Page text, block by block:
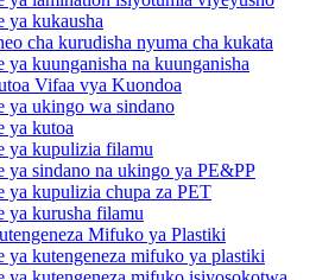
ya kukausha
cha kurudisha nyuma cha kukata
ya kuunganisha na kuunganisha
Vifaa vya Kuondoa
ya ukingo wa sindano
ya kutoa
ya kupulizia filamu
ya sindano na ukingo ya PE&PP
ya kupulizia chupa za PET
ya kurusha filamu
Mifuko ya Plastiki
ya kutengeneza mifuko ya plastiki